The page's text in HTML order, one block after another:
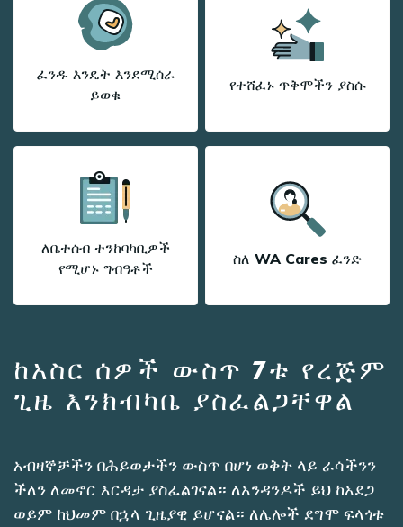
ፈንዱ እንዴት እንደሚሰራ
ይወቁ
የተሸፈኑ ጥቅሞችን ያስሱ
ለቤተሰብ ተንከባካቢዎች
የሚሆኑ ግብዓቶች
ስለ WA Cares ፈንድ
ከአስር ሰዎች ውስጥ 7ቱ የረጅም
ጊዜ እንክብካቤ ያስፈልጋቸዋል
አብዛኞቻችን በሕይወታችን ውስጥ በሆነ ወቅት ላይ ራሳችንን
ችለን ለመኖር እርዳታ ያስፈልገናል። ለአንዳንዶች ይህ ከአደጋ
ወይም ከህመም በኋላ ጊዜያዊ ይሆናል። ለሌሎች ደግሞ ፍላጎቱ